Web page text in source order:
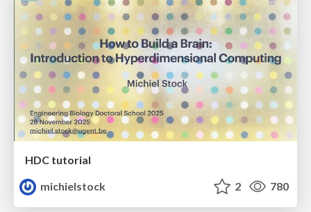
HDC tutorial
michielstock
2 780